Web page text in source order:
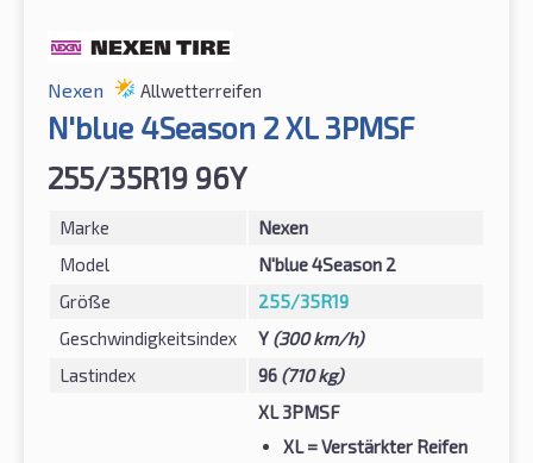
Nexen Allwetterreifen
N'blue 4Season 2 XL 3PMSF
255/35R19 96Y
Marke
Nexen
Model
N'blue 4Season 2
Größe
255/35R19
Geschwindigkeitsindex
Y (300 km/h)
Lastindex
96 (710 kg)
XL 3PMSF
XL= Verstärkter Reifen